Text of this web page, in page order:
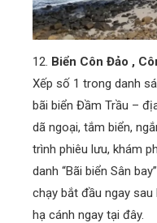
12. Biển Côn Đảo ,
Xếp số 1 trong danh
bãi biển Đầm Trầu –
dã ngoại, tắm biển,
trình phiêu lưu, khám
danh “Bãi biển Sân
chạy bắt đầu ngay sau
hạ cánh ngay tại đây.